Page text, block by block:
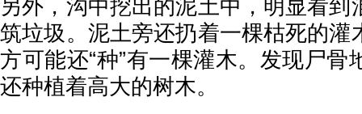
另外，沟中挖出的泥土中，明显看到
筑垃圾。泥土旁还扔着一棵枯死的灌
方可能还“种”有一棵灌木。发现尸骨
还种植着高大的树木。